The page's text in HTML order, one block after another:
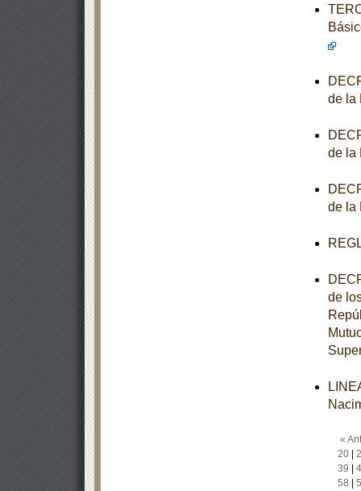
de la
de la
de la
de
«
20|
39
58